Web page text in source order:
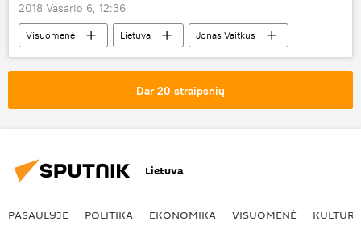
2018 Vasario 6, 12:36
Visuomenė Lietuva
Jonas Vaitkus
Lietuvos rusų dramos teatras
Dar 20 straipsnių
Lietuva
PASAULYJE POLITIKA EKONOMIKA VISUOMENĖ KULTŪRA